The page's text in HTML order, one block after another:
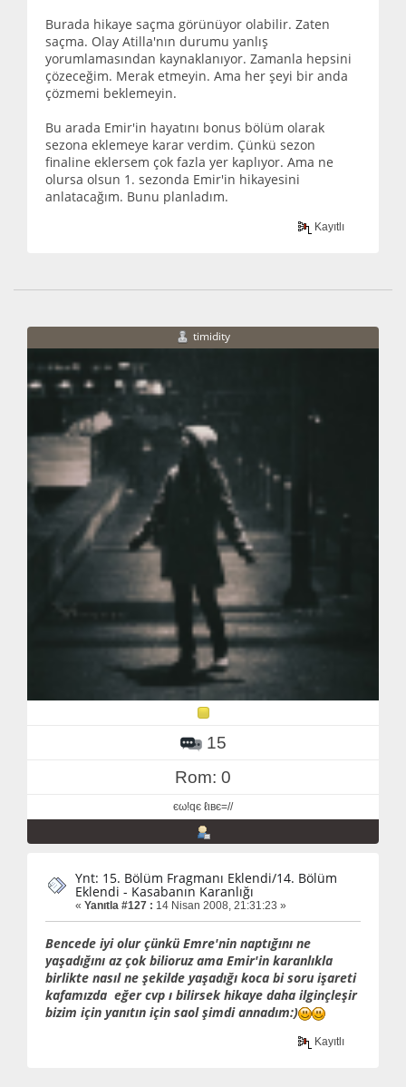
Burada hikaye saçma görünüyor olabilir. Zaten
saçma. Olay Atilla'nın durumu yanlış
yorumlamasından kaynaklanıyor. Zamanla hepsini
çözeceğim. Merak etmeyin. Ama her şeyi bir anda
çözmemi beklemeyin.
Bu arada Emir'in hayatını bonus bölüm olarak
sezona eklemeye karar verdim. Çünkü sezon
finaline eklersem çok fazla yer kaplıyor. Ama ne
olursa olsun 1. sezonda Emir'in hikayesini
anlatacağım. Bunu planladım.
Kayıtlı
timidity
15
Rom: 0
єω!qє ℓιвє=//
Ynt: 15. Bölüm Fragmanı Eklendi/14. Bölüm
Eklendi - Kasabanın Karanlığı
« Yanıtla #127 : 14 Nisan 2008, 21:31:23 »
Bencede iyi olur çünkü Emre'nin naptığını ne
yaşadığını az çok bilioruz ama Emir'in karanlıkla
birlikte nasıl ne şekilde yaşadığı koca bi soru işareti
kafamızda eğer cvp ı bilirsek hikaye daha ilginçleşir
bizim için yanıtın için saol şimdi annadım:)
Kayıtlı